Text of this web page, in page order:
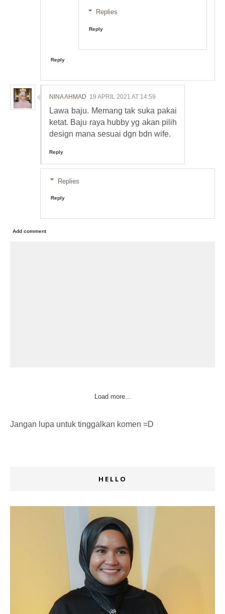
Replies
Reply
Reply
NINA AHMAD 19 APRIL 2021 AT 14:59
Lawa baju. Memang tak suka pakai
ketat. Baju raya hubby yg akan pilih
design mana sesuai dgn bdn wife.
Reply
Replies
Reply
Add comment
Load more...
Jangan lupa untuk tinggalkan komen =D
HELLO